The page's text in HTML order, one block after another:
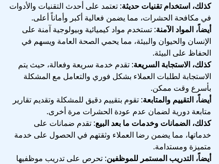
كذلك، استخدام تقنيات حديثة: تعتمد على أحدث التقنيات والأدوات
في مكافحة الحشرات، مما يضمن فعالية أكبر وأماناً أعلى.
أيضاً، المواد الآمنة: تستخدم مواد كيميائية وبيولوجية آمنة على
الإنسان والحيوان والبيئة، مما يحمي الصحة العامة ويسهم في
الحفاظ على البيئة.
كذلك، الاستجابة السريعة: تقدم خدمة سريعة وفعالة، حيث يتم
الاستجابة لطلبات العملاء بشكل فوري والتعامل مع المشكلة
بأسرع وقت ممكن.
أيضاً، التقييم والمتابعة: تقوم بتقييم دقيق للمشكلة وتقديم تقارير
متابعة دورية لضمان عدم عودة الحشرات مرة أخرى.
كذلك، الضمانات وخدمات ما بعد البيع: تقدم ضمانات على
خدماتها، مما يضمن رضا العملاء وثقتهم في الحصول على خدمة
متميزة ومستدامة.
أيضاً، التدريب المستمر للموظفين: تحرص على تدريب موظفيها